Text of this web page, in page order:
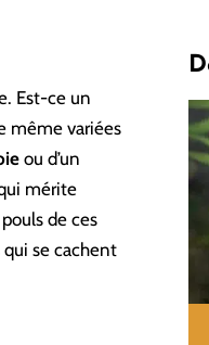
Est-ce un
même variées
ou d’un
mérite
de ces
se cachent